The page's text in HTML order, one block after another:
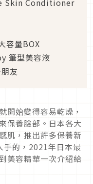
Skin Conditioner
容量BOX
筆型美容液
友
開始變得容易乾燥，
保養臉部。日本各大
肌，推出許多保養新
手的，2021年日本最
美容精華一次介紹給